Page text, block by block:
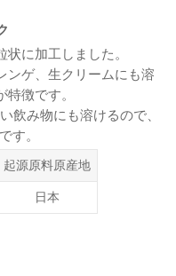
に加工しました。
ンゲ、生クリームにも溶
徴です。
飲み物にも溶けるので、
す。
起源原料原産地
日本